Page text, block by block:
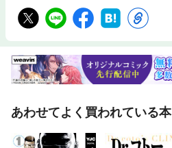
あわせてよく買われている本